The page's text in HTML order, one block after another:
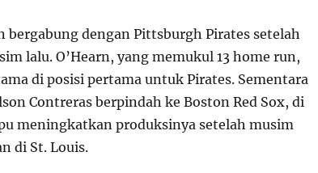
bergabung dengan Pittsburgh Pirates setelah
lalu. O’Hearn, yang memukul 13 home run,
di posisi pertama untuk Pirates. Sementara
Contreras berpindah ke Boston Red Sox, di
meningkatkan produksinya setelah musim
di St. Louis.